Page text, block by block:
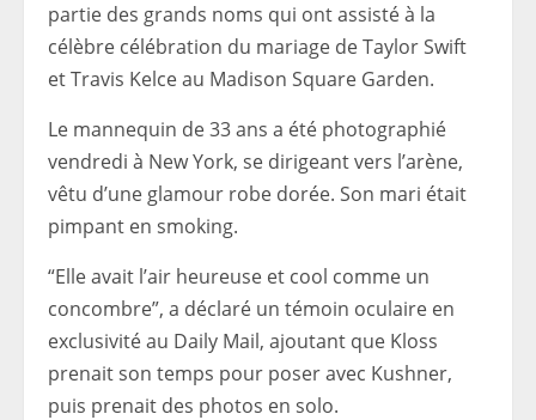
partie des grands noms qui ont assisté à la
célèbre célébration du mariage de Taylor Swift
et Travis Kelce au Madison Square Garden.
Le mannequin de 33 ans a été photographié
vendredi à New York, se dirigeant vers l’arène,
vêtu d’une glamour robe dorée. Son mari était
pimpant en smoking.
“Elle avait l’air heureuse et cool comme un
concombre”, a déclaré un témoin oculaire en
exclusivité au Daily Mail, ajoutant que Kloss
prenait son temps pour poser avec Kushner,
puis prenait des photos en solo.